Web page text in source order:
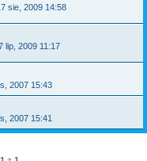
sie, 2009 14:58
lip, 2009 11:17
2007 15:43
2007 15:41